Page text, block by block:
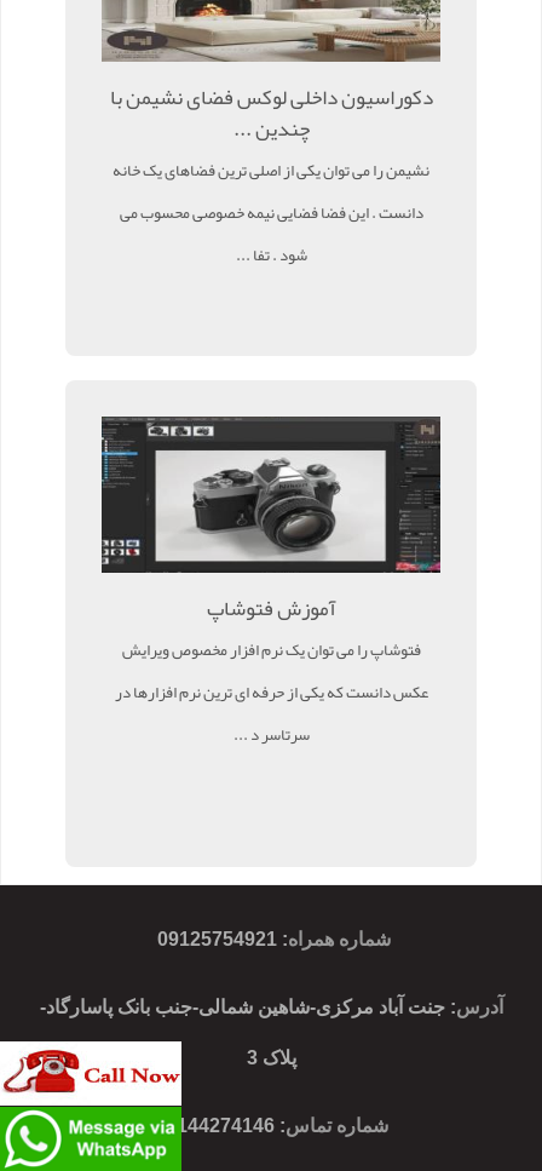
دکوراسیون داخلی لوکس فضای نشیمن با
چندین ...
نشیمن را می توان یکی از اصلی ترین فضاهای یک خانه
دانست . این فضا فضایی نیمه خصوصی محسوب می
شود . تفا ...
آموزش فتوشاپ
فتوشاپ را می توان یک نرم افزار مخصوص ویرایش
عکس دانست که یکی از حرفه ای ترین نرم افزارها در
سرتاسر د ...
شماره همراه:
09125754921
آدرس: جنت آباد مرکزی-شاهین شمالی-جنب بانک پاسارگاد-
پلاک 3
شماره تماس: 02144274146